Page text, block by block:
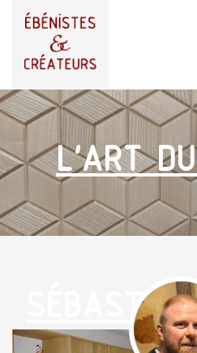
L'ART
SÉBASTIEN